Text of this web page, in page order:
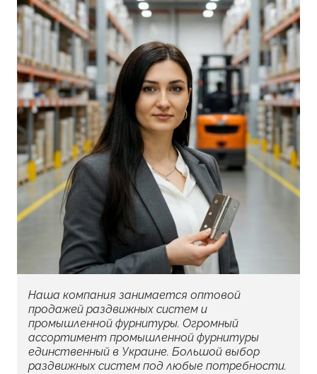
Наша компания занимается оптовой
продажей раздвижных систем и
промышленной фурнитуры. Огромный
ассортимент промышленной фурнитуры
единственный в Украине. Большой выбор
раздвижных систем под любые потребности.